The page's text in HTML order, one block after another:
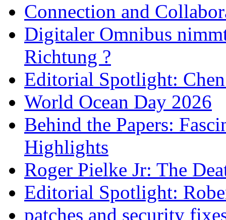
Connection and
Digitaler Omnibus
Richtung ?
Editorial Spotlight:
World Ocean Day 2026
Behind the Papers:
Highlights
Roger Pielke Jr: The
Editorial Spotlight:
patches and security